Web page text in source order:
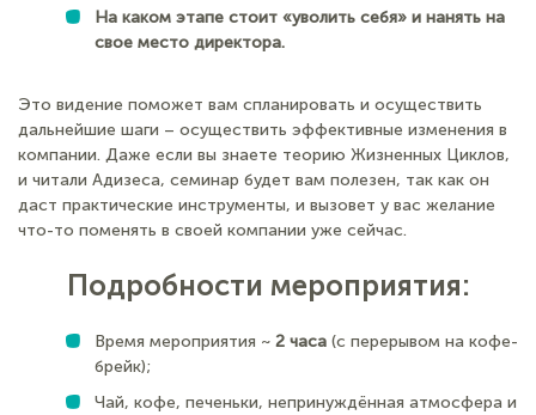
На каком этапе стоит «уволить себя» и нанять на
свое место директора.
Это видение поможет вам спланировать и осуществить
дальнейшие шаги – осуществить эффективные изменения в
компании. Даже если вы знаете теорию Жизненных Циклов,
и читали Адизеса, семинар будет вам полезен, так как он
даст практические инструменты, и вызовет у вас желание
что-то поменять в своей компании уже сейчас.
Подробности мероприятия:
Время мероприятия ~ 2 часа(с перерывом на кофе-
брейк);
Чай, кофе, печеньки, непринуждённая атмосфера и